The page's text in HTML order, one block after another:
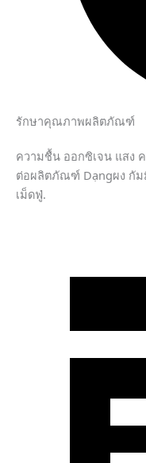
รักษาคุณภาพผลิตภัณฑ์
ความชื้น ออกซิเจน แสง
ต่อผลิตภัณฑ์ Dạngผง กั
เม็ดฟู่.